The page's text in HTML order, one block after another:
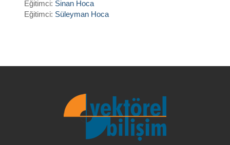
Eğitimci: Sinan Hoca
Eğitimci: Süleyman Hoca